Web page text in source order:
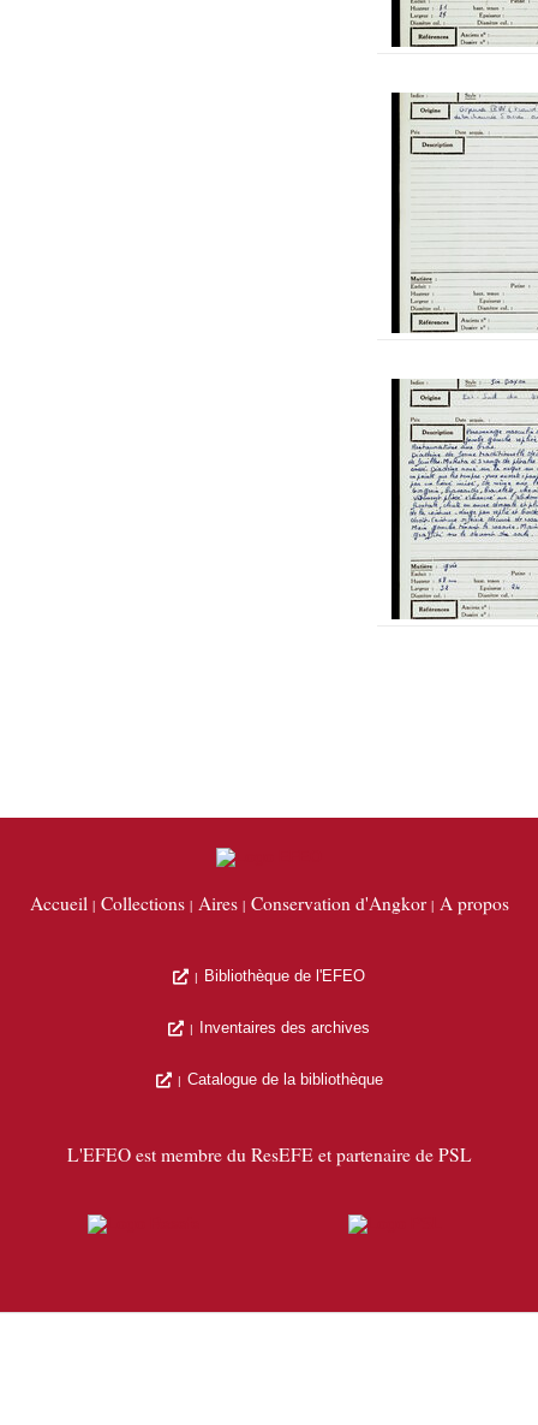
Accueil Collections Aires Conservation d'Angkor A propos
Bibliothèque de l'EFEO
Inventaires des archives
Catalogue de la bibliothèque
L'EFEO est membre du ResEFE et partenaire de PSL